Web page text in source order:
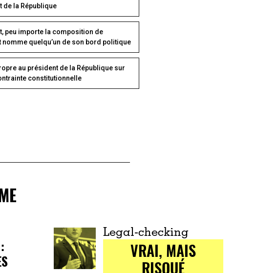
de la République
peu importe la composition de
nomme quelqu’un de son bord politique
au président de la République sur
constitutionnelle
Legal-checking
VRAI, MAIS
RISQUÉ